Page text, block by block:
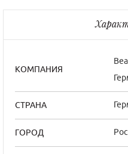
52
КОМПАНИЯ
СТРАНА
ГОРОД